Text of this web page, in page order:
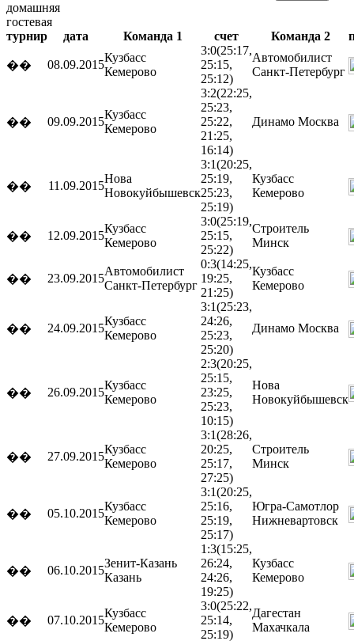
домашняя
гостевая
турнир
дата Команда 1 счет Команда 2
�� 08.09.2015
Кузбасс
Кемерово
3:0(25:17,
25:15,
25:12)
Автомобилист
Санкт-Петербург
�� 09.09.2015
Кузбасс
Кемерово
3:2(22:25,
25:23,
25:22,
21:25,
16:14)
Динамо Москва
�� 11.09.2015
Нова
Новокуйбышевск
3:1(20:25,
25:19,
25:23,
25:19)
Кузбасс
Кемерово
�� 12.09.2015
Кузбасс
Кемерово
3:0(25:19,
25:15,
25:22)
Строитель
Минск
�� 23.09.2015
Автомобилист
Санкт-Петербург
0:3(14:25,
19:25,
21:25)
Кузбасс
Кемерово
�� 24.09.2015
Кузбасс
Кемерово
3:1(25:23,
24:26,
25:23,
25:20)
Динамо Москва
�� 26.09.2015
Кузбасс
Кемерово
2:3(20:25,
25:15,
23:25,
25:23,
10:15)
Нова
Новокуйбышевск
�� 27.09.2015
Кузбасс
Кемерово
3:1(28:26,
20:25,
25:17,
27:25)
Строитель
Минск
�� 05.10.2015
Кузбасс
Кемерово
3:1(20:25,
25:16,
25:19,
25:17)
Югра-Самотлор
Нижневартовск
�� 06.10.2015
Зенит-Казань
Казань
1:3(15:25,
26:24,
24:26,
19:25)
Кузбасс
Кемерово
�� 07.10.2015
Кузбасс
Кемерово
3:0(25:22,
25:14,
25:19)
Дагестан
Махачкала